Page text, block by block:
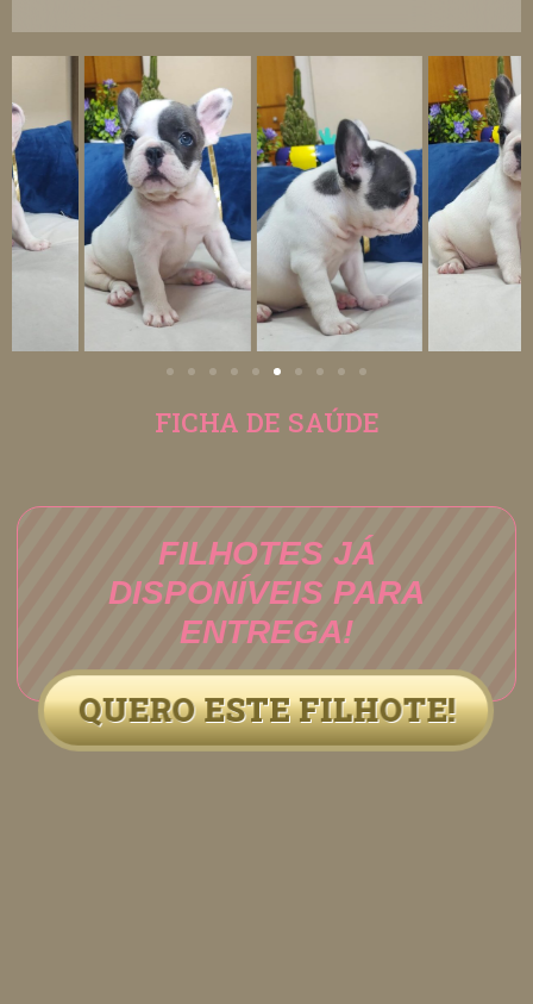
FICHA DE SAÚDE
FILHOTES JÁ
DISPONÍVEIS PARA
ENTREGA!
QUERO ESTE FILHOTE!